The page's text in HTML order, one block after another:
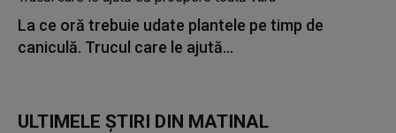
La ce oră trebuie udate plantele pe timp de
caniculă. Trucul care le ajută...
ULTIMELE ȘTIRI DIN MATINAL